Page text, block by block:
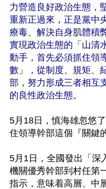
力營造良好政治生態，
重新正過來，正是黨中
療毒、解決自身肌體積
實現政治生態的「山清
動手，首先必須抓住領
數」，從制度、規矩、
部，努力形成三者相互
的良性政治生態。
5月18日，慎海雄忽悠
住領導幹部這個『關鍵
5月1日，全國發出「深
機關優秀幹部到村任第
指示，意味着高層、中